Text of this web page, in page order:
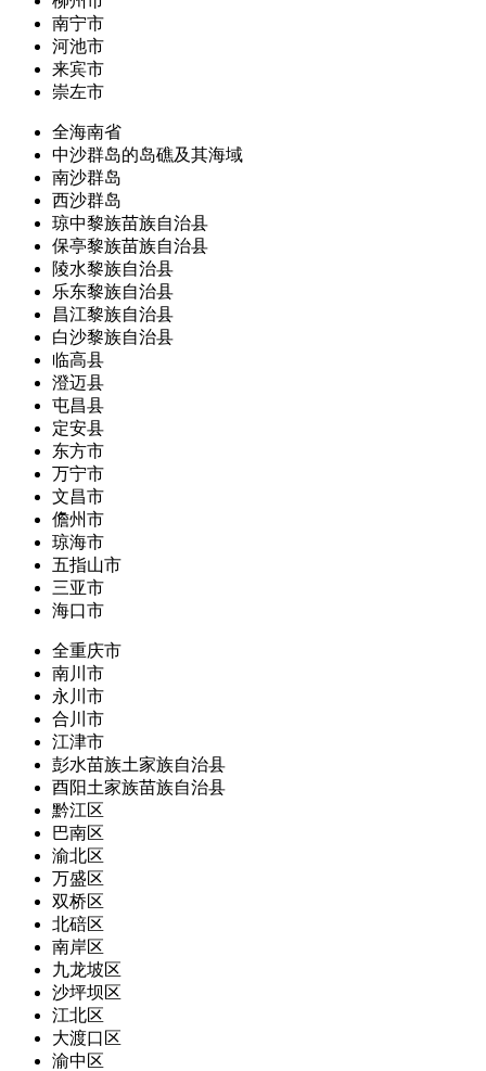
南宁市
河池市
来宾市
崇左市
全海南省
中沙群岛的岛礁及其海域
南沙群岛
西沙群岛
琼中黎族苗族自治县
保亭黎族苗族自治县
陵水黎族自治县
乐东黎族自治县
昌江黎族自治县
白沙黎族自治县
临高县
澄迈县
屯昌县
定安县
东方市
万宁市
文昌市
儋州市
琼海市
五指山市
三亚市
海口市
全重庆市
南川市
永川市
合川市
江津市
彭水苗族土家族自治县
酉阳土家族苗族自治县
黔江区
巴南区
渝北区
万盛区
双桥区
北碚区
南岸区
九龙坡区
沙坪坝区
江北区
大渡口区
渝中区